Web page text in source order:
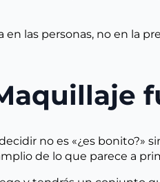
las personas, no en la
no es «¿es bonito?»
de lo que parece a